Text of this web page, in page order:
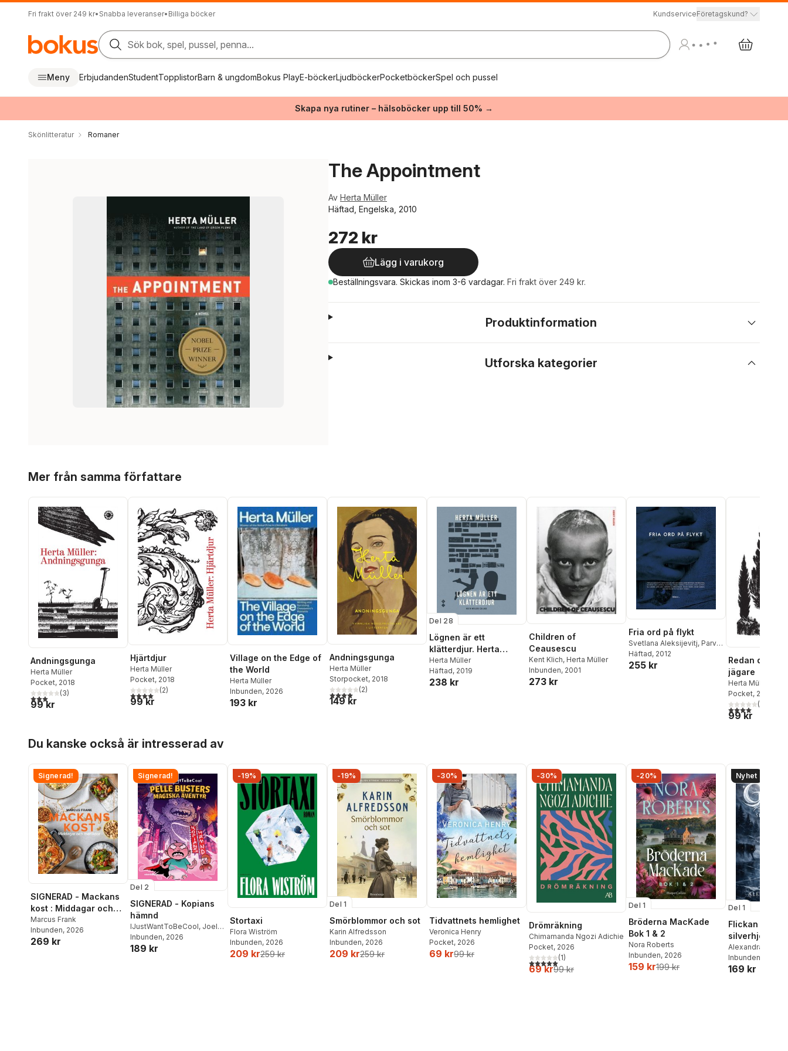
Fri frakt över 249 kr• Snabba leveranser• Billiga böcker KundserviceFöretagskund?
Sök bok, spel, pussel, penna...
Meny ErbjudandenStudentTopplistorBarn & ungdomBokus PlayE-böckerLjudböckerPocketböckerSpel och pussel
Skapa nya rutiner – hälsoböcker upp till 50% →
Skönlitteratur Romaner
The Appointment
Av Herta Müller
Häftad, Engelska, 2010
272 kr
Lägg i varukorg
Beställningsvara. Skickas inom 3-6 vardagar. Fri frakt över 249 kr.
Produktinformation
Utforska kategorier
Mer från samma författare
Andningsgunga
Herta Müller
Pocket, 2018
3,0utav 5 stjärnor. Totalt antal röster:
(3)
99 kr
Hjärtdjur
Herta Müller
Pocket, 2018
4,0utav 5 stjärnor. Totalt antal röster:
(2)
99 kr
Village on the Edge of
the World
Herta Müller
Inbunden, 2026
193 kr
Andningsgunga
Herta Müller
Storpocket, 2018
4,0utav 5 stjärnor. Totalt antal röster:
(2)
149 kr
Del 28
Lögnen är ett
klätterdjur. Herta
Müllers collage
Herta Müller
Häftad, 2019
238 kr
Children of
Ceausescu
Kent Klich, Herta Müller
Inbunden, 2001
273 kr
Fria ord på flykt
Svetlana Aleksijevitj, Parvin
Ardalan ,Faraj Bayrakdar
Jesper Bengtsson
Häftad, 2012
255 kr
Redan då var
jägare
Herta Müller
Pocket, 2018
4,0utav 5(
99 kr
Du kanske också är intresserad av
Signerad!
SIGNERAD - Mackans
kost : Middagar och
matlådor
Marcus Frank
Inbunden, 2026
269 kr
Signerad!
Del 2
SIGNERAD - Kopians
hämnd
IJustWantToBeCool, Joel
Adolphson,Emil Ejdemo
Beer ,Victor Beer
Inbunden, 2026
189 kr
-19%
Stortaxi
Flora Wiström
Inbunden, 2026
209 kr259 kr
-19%
Del 1
Smörblommor och sot
Karin Alfredsson
Inbunden, 2026
209 kr259 kr
-30%
Tidvattnets hemlighet
Veronica Henry
Pocket, 2026
69 kr99 kr
-30%
Drömräkning
Chimamanda Ngozi Adichie
Pocket, 2026
5,0utav 5 stjärnor. Totalt antal röster:
(1)
69 kr99 kr
-20%
Del 1
Bröderna MacKade
Bok 1 & 2
Nora Roberts
Inbunden, 2026
159 kr199 kr
Nyhet
Del 1
Flickan och
silverhjorten
Alexandra Bring
Inbunden
169 kr